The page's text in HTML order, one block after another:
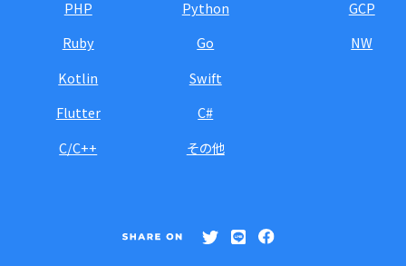
PHP
Python
Ruby
Go
Kotlin
Swift
Flutter
C#
C/C++
その他
GCP
NW